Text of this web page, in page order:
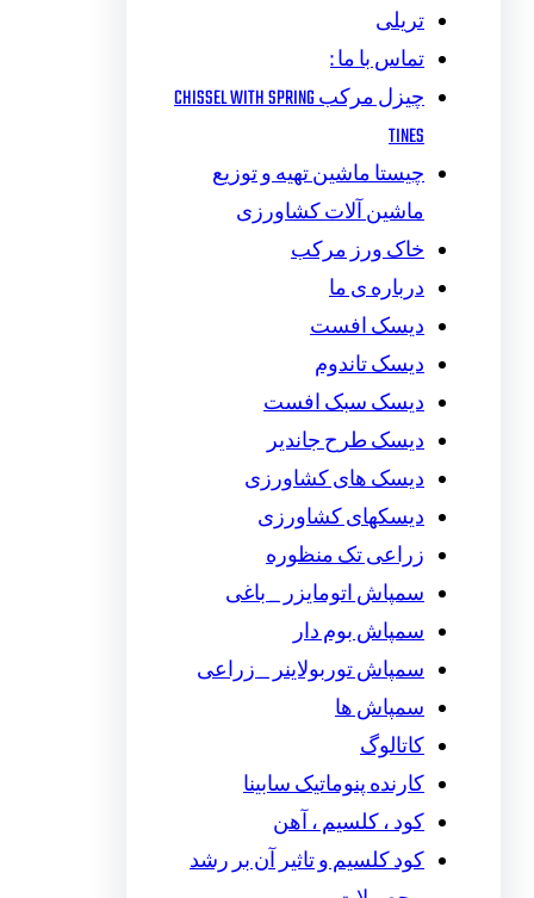
تریلی
تماس با ما :
چیزل مرکب CHISSEL WITH SPRING
TINES
چیستا ماشین تهیه و توزیع
ماشین آلات کشاورزی
خاک ورز مرکب
درباره ی ما
دیسک افست
دیسک تاندوم
دیسک سبک افست
دیسک طرح جاندیر
دیسک های کشاورزی
دیسکهای کشاورزی
زراعی تک منظوره
سمپاش اتومایزر _ باغی
سمپاش بوم دار
سمپاش توربولاینر _ زراعی
سمپاش ها
کاتالوگ
کارنده پنوماتیک سابینا
کود ، کلسیم ، آهن
کود کلسیم و تاثیر آن بر رشد